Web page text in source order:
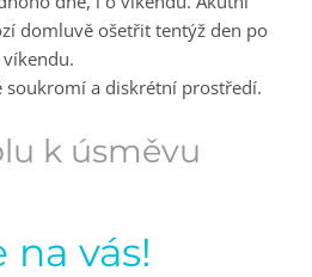
domluvě ošetřit tentýž den po
soukromí a diskrétní prostředí.
k úsměvu
na vás!